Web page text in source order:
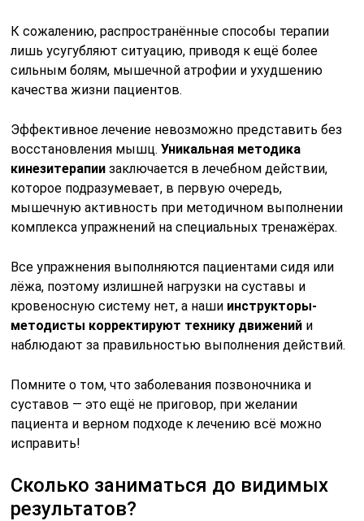
К сожалению, распространённые способы терапии
лишь усугубляют ситуацию, приводя к ещё более
сильным болям, мышечной атрофии и ухудшению
качества жизни пациентов.
Эффективное лечение невозможно представить без
восстановления мышц.Уникальная методика
кинезитерапии заключается в лечебном действии,
которое подразумевает, в первую очередь,
мышечную активность при методичном выполнении
комплекса упражнений на специальных тренажёрах.
Все упражнения выполняются пациентами сидя или
лёжа, поэтому излишней нагрузки на суставы и
кровеносную систему нет, а наши инструкторы-
методисты корректируют технику движений и
наблюдают за правильностью выполнения действий.
Помните о том, что заболевания позвоночника и
суставов — это ещё не приговор, при желании
пациента и верном подходе к лечению всё можно
исправить!
Сколько заниматься до видимых
результатов?